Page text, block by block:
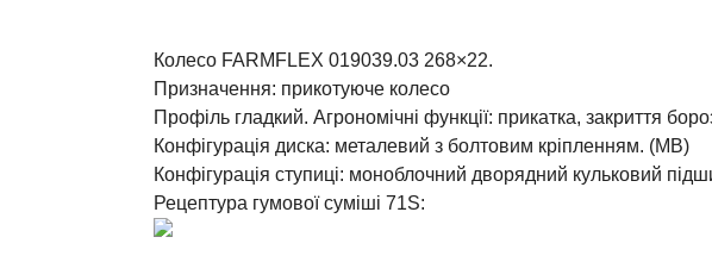
Колесо FARMFLEX 019039.03 268×22.
Призначення: прикотуюче колесо
Профіль гладкий. Агрономічні функції: прикатка, закриття
Конфігурація диска: металевий з болтовим кріпленням. (MB)
Конфігурація ступиці: моноблочний дворядний кульковий
Рецептура гумової суміші 71S: